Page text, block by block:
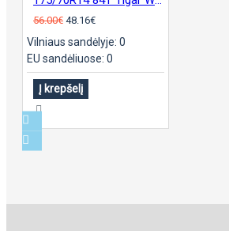
56.00€ 48.16€
Vilniaus sandėlyje: 0
EU sandėliuose: 0
Į krepšelį